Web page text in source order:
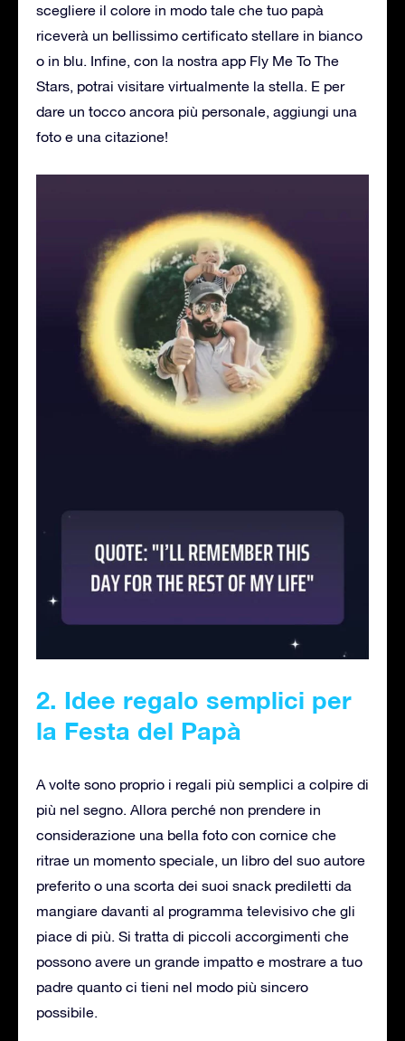
scegliere il colore in modo tale che tuo papà
riceverà un bellissimo certificato stellare in bianco
o in blu. Infine, con la nostra app Fly Me To The
Stars, potrai visitare virtualmente la stella. E per
dare un tocco ancora più personale, aggiungi una
foto e una citazione!
2. Idee regalo semplici per
la Festa del Papà
A volte sono proprio i regali più semplici a colpire di
più nel segno. Allora perché non prendere in
considerazione una bella foto con cornice che
ritrae un momento speciale, un libro del suo autore
preferito o una scorta dei suoi snack prediletti da
mangiare davanti al programma televisivo che gli
piace di più. Si tratta di piccoli accorgimenti che
possono avere un grande impatto e mostrare a tuo
padre quanto ci tieni nel modo più sincero
possibile.